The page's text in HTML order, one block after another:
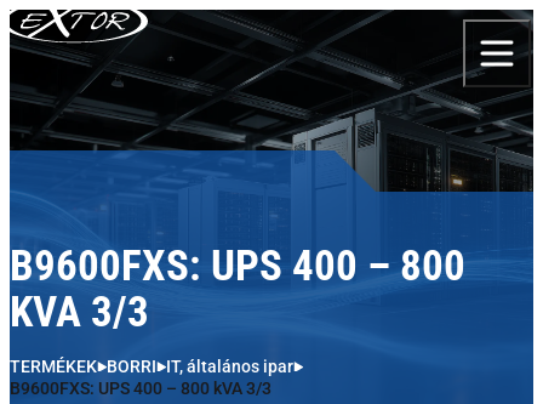
Skip to content
B9600FXS: UPS 400 – 800
KVA 3/3
TERMÉKEK BORRI
IT, általános ipar
B9600FXS: UPS 400 – 800 kVA 3/3